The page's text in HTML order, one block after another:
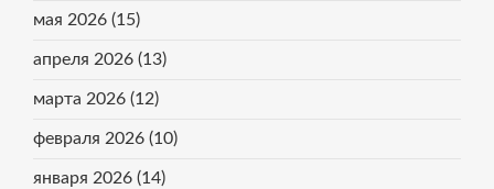
мая 2026 (15)
апреля 2026 (13)
марта 2026 (12)
февраля 2026 (10)
января 2026 (14)